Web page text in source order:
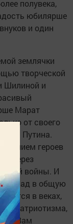
полувека,
юбилярше
и один
землячки
творческой
Шилиной и
Марат
от своего
Путина.
героев
через
войны. И
вклад в общую
в веках,
патриотизма,
Вам